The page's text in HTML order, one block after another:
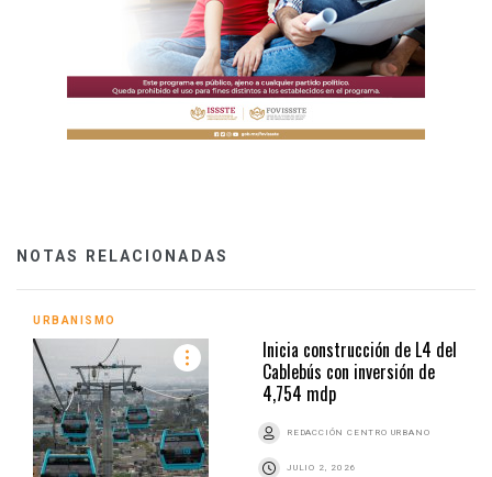
NOTAS RELACIONADAS
URBANISMO
Inicia construcción de L4 del
Cablebús con inversión de
4,754 mdp
REDACCIÓN CENTRO URBANO
JULIO 2, 2026